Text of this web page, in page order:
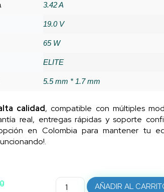
3.42 A
19.0 V
65 W
ELITE
5.5 mm * 1.7 mm
calidad, compatible con múltiples
real, entregas rápidas y soporte
en Colombia para mantener tu
AÑADIR AL